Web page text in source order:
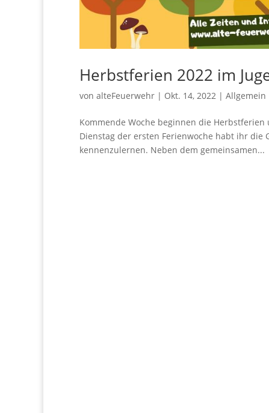
Herbstferien 2022 im
von alteFeuerwehr | Okt. 14, 2022 | Allgemein
Kommende Woche beginnen die
Dienstag der ersten Ferienwoche habt ihr die
kennenzulernen. Neben dem gemeinsamen...